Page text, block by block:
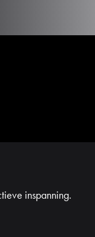
inspanning.